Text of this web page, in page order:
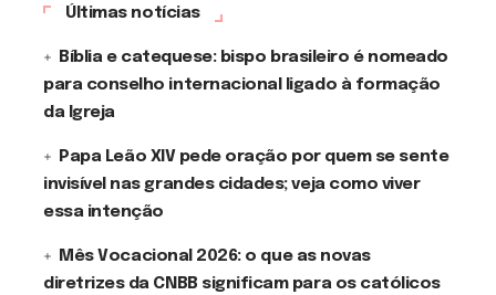
Últimas notícias
Bíblia e catequese: bispo brasileiro é nomeado
para conselho internacional ligado à formação
da Igreja
Papa Leão XIV pede oração por quem se sente
invisível nas grandes cidades; veja como viver
essa intenção
Mês Vocacional 2026: o que as novas
diretrizes da CNBB significam para os católicos